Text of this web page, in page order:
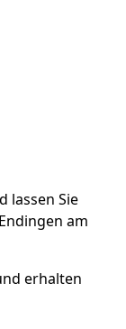
lassen Sie
am
erhalten